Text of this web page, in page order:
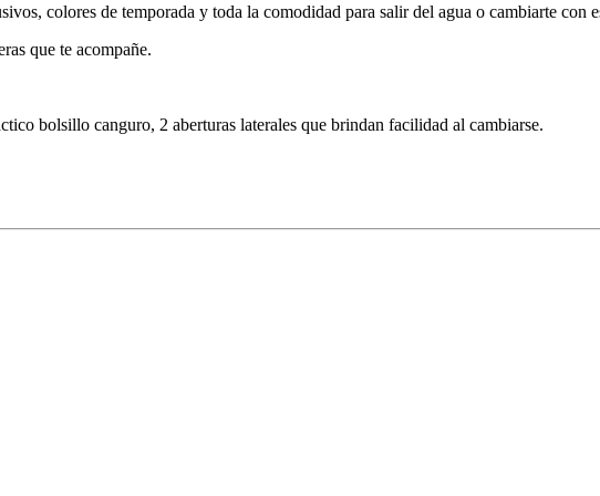
colores de temporada y toda la comodidad para salir del agua o cambiarte con
que te acompañe.
bolsillo canguro, 2 aberturas laterales que brindan facilidad al cambiarse.